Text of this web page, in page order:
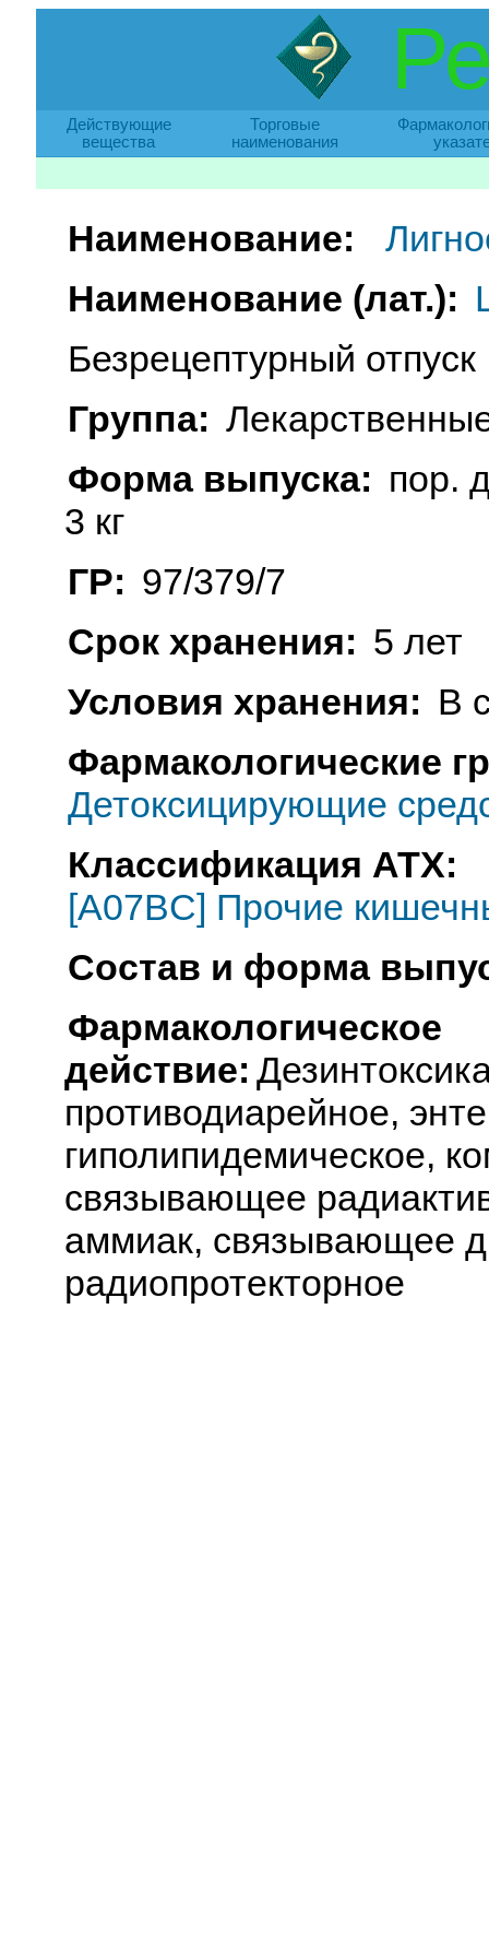
Действующие
вещества
Торговые
наименования
Наименование:
Наименование (лат.):
Безрецептурный отпуск
Группа:
Форма выпуска: пор.
3 кг
ГР: 97/379/7
Срок хранения: 5 лет
Условия хранения: В
Фармакологические
Детоксицирующие
Классификация АТХ:
[A07BC] Прочие
Состав и форма
Фармакологическое
действие:
противодиарейное,
гиполипидемическое,
связывающее
аммиак, связывающее
радиопротекторное